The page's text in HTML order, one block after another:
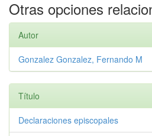
Otras opciones
Autor
Gonzalez Gonzalez, Fernando M
Título
Declaraciones episcopales